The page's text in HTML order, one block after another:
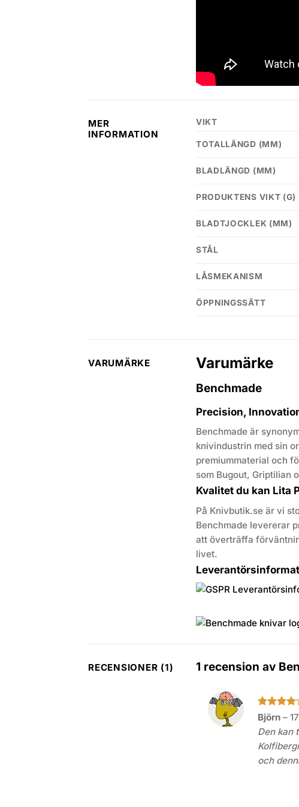
MER
INFORMATION
VIKT
TOTALLÄNGD (MM)
BLADLÄNGD (MM)
PRODUKTENS VIKT (G)
BLADTJOCKLEK (MM)
STÅL
LÅSMEKANISM
ÖPPNINGSSÄTT
VARUMÄRKE Varumärke
Benchmade
Precision,
Benchmade är
knivindustrin med sin
premiummaterial och
som Bugout, Griptilian
Kvalitet du kan Lita
På Knivbutik.se är vi
Benchmade levererar
att överträffa
livet.
RECENSIONER (1) 1 recension av
Betygsatt
av 5
Björn –
Den kan
och